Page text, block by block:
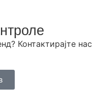
Контактирајте нас